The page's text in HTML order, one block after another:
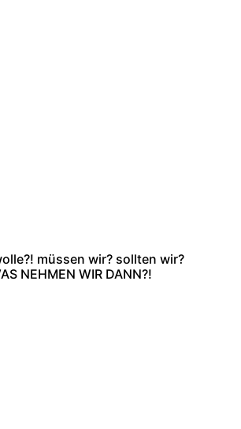
müssen wir? sollten wir?
NEHMEN WIR DANN?!